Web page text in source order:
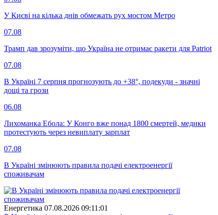
У Києві на кілька днів обмежать рух мостом Метро
07.08
Трамп дав зрозуміти, що Україна не отримає ракети для Patriot
07.08
В Україні 7 серпня прогнозують до +38°, подекуди - значні
дощі та грози
06.08
Лихоманка Ебола: У Конго вже понад 1800 смертей, медики
протестують через невиплату зарплат
07.08
В Україні змінюють правила подачі електроенергії
споживачам
Енергетика 07.08.2026 09:11:01